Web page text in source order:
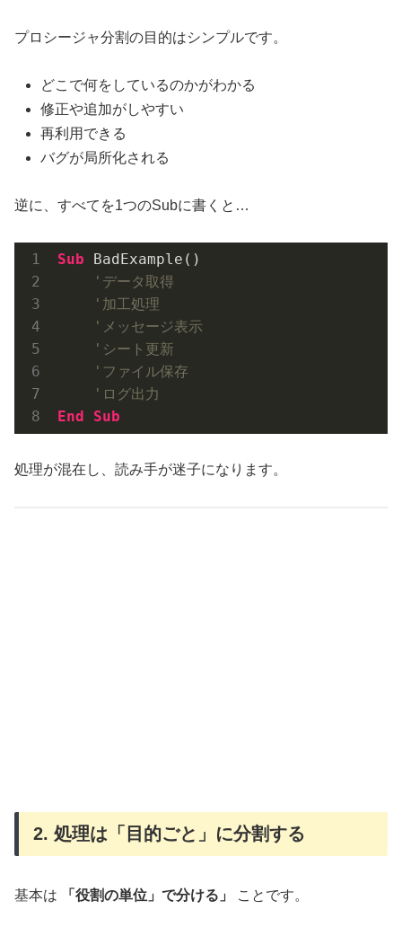
プロシージャ分割の目的はシンプルです。
どこで何をしているのかがわかる
修正や追加がしやすい
再利用できる
バグが局所化される
逆に、すべてを1つのSubに書くと…
Sub BadExample()
'データ取得
'加工処理
'メッセージ表示
'シート更新
'ファイル保存
'ログ出力
End
Sub
処理が混在し、読み手が迷子になります。
2. 処理は「目的ごと」に分割する
基本は 「役割の単位」で分ける」 ことです。